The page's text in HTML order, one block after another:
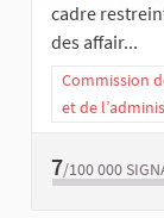
cadre
des affair...
Commission
et de
7/100 000